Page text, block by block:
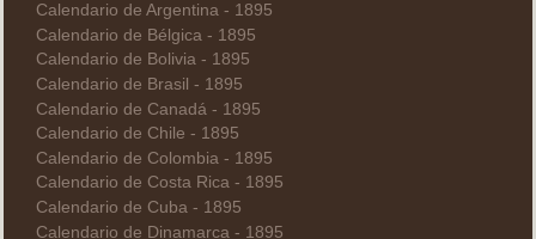
Calendario de Argentina - 1895
Calendario de Bélgica - 1895
Calendario de Bolivia - 1895
Calendario de Brasil - 1895
Calendario de Canadá - 1895
Calendario de Chile - 1895
Calendario de Colombia - 1895
Calendario de Costa Rica - 1895
Calendario de Cuba - 1895
Calendario de Dinamarca - 1895